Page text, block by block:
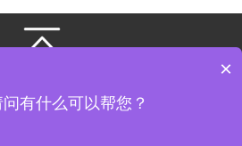
械股份有限公司
版权所有
市凤凰镇韩国工业园飞翔路8号
×
有什么可以帮您？